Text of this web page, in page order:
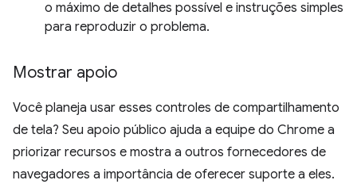
o máximo de detalhes possível e instruções simples
para reproduzir o problema.
Mostrar apoio
Você planeja usar esses controles de compartilhamento
de tela? Seu apoio público ajuda a equipe do Chrome a
priorizar recursos e mostra a outros fornecedores de
navegadores a importância de oferecer suporte a eles.